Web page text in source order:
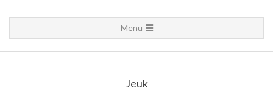
Navigation
Menu
Menu
Jeuk